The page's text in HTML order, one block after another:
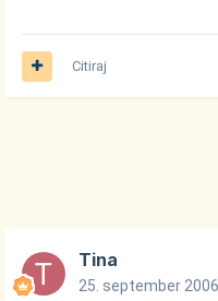
Citiraj
Tina
25. september 2006